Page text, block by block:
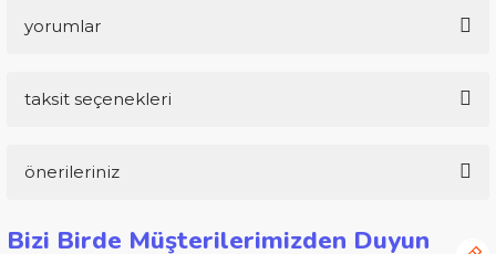
yorumlar
taksit seçenekleri
önerileriniz
konularda yetersiz gördüğünüz noktaları öneri formunu
Bizi Birde Müşterilerimizden Duyun